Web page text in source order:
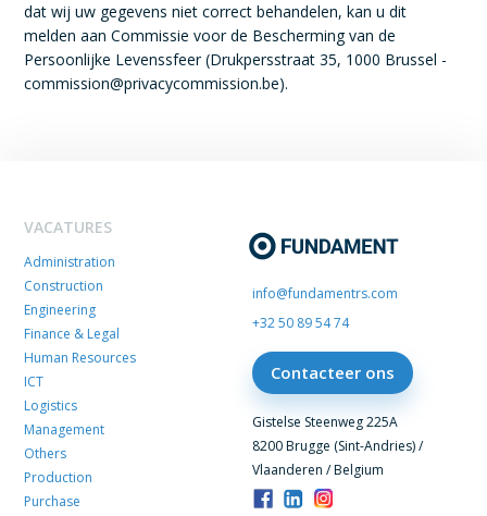
dat wij uw gegevens niet correct behandelen, kan u dit
melden aan Commissie voor de Bescherming van de
Persoonlijke Levenssfeer (Drukpersstraat 35, 1000 Brussel -
commission@privacycommission.be).
VACATURES
Administration
Construction
Engineering
Finance & Legal
Human Resources
ICT
Logistics
Management
Others
Production
Purchase
info@fundamentrs.com
+32 50 89 54 74
Contacteer ons
Gistelse Steenweg 225A
8200 Brugge (Sint-Andries) /
Vlaanderen / Belgium